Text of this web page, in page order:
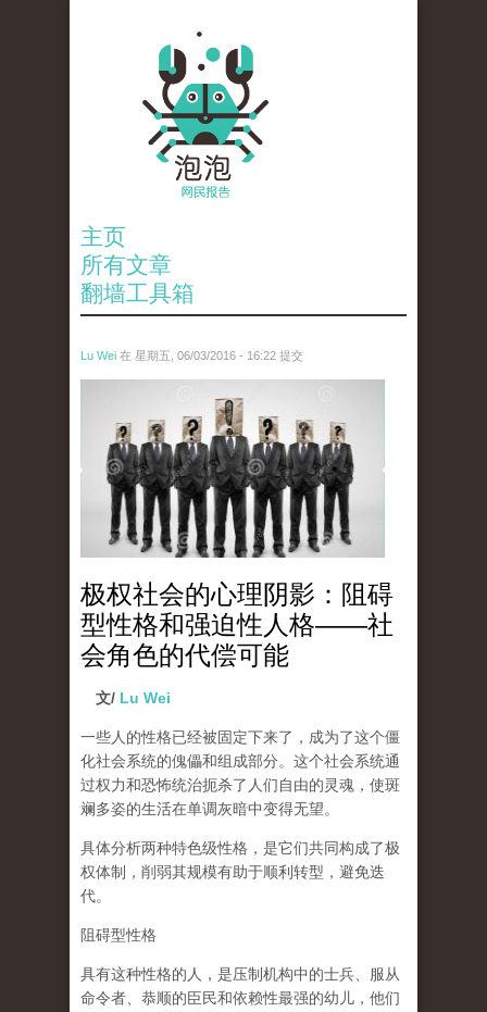
主页
所有文章
翻墙工具箱
Lu Wei 在 星期五, 06/03/2016 - 16:22 提交
wen_tou_tu_3.jpg
极权社会的心理阴影：阻碍
型性格和强迫性人格——社
会角色的代偿可能
文/ Lu Wei
一些人的性格已经被固定下来了，成为了这个僵
化社会系统的傀儡和组成部分。这个社会系统通
过权力和恐怖统治扼杀了人们自由的灵魂，使斑
斓多姿的生活在单调灰暗中变得无望。
具体分析两种特色级性格，是它们共同构成了极
权体制，削弱其规模有助于顺利转型，避免迭
代。
阻碍型性格
具有这种性格的人，是压制机构中的士兵、服从
命令者、恭顺的臣民和依赖性最强的幼儿，他们